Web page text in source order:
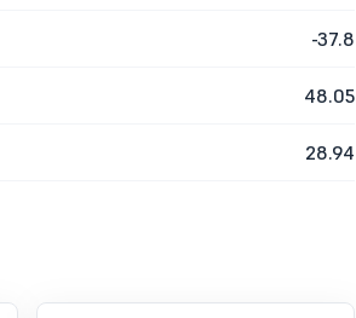
-37.8
48.05
28.94